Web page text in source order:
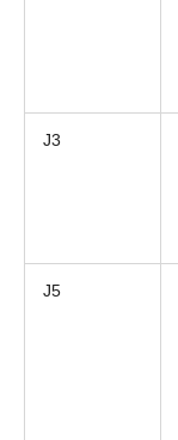
J3
J5